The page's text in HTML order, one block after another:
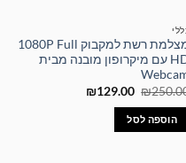
מצלמת רשת למקבוק 1080P Full
HD עם מיקרופון מובנה מבית
₪ המחיר
היה:
₪250.00.
₪129.00
המחיר
הוספה לסל